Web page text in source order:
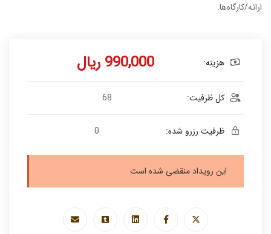
ارائه/کارگاه‌ها.
هزینه: 990,000 ریال
کل ظرفیت: 68
ظرفیت رزرو شده: 0
این رویداد منقضی شده است